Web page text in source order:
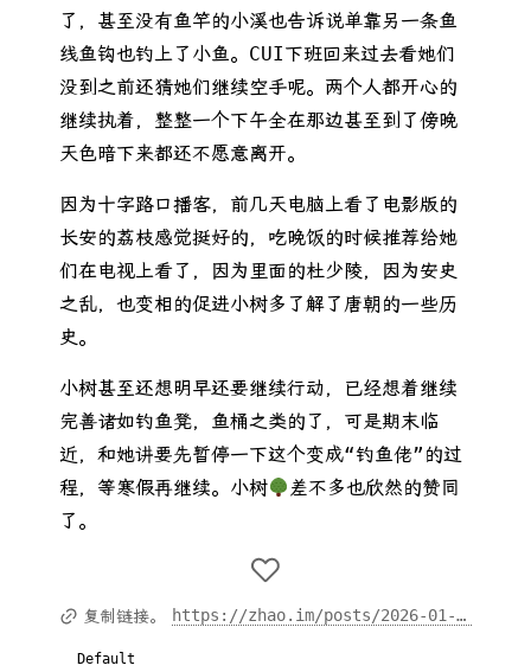
了，甚至没有鱼竿的小溪也告诉说单靠另一条鱼
线鱼钩也钓上了小鱼。CUI下班回来过去看她们
没到之前还猜她们继续空手呢。两个人都开心的
继续执着，整整一个下午全在那边甚至到了傍晚
天色暗下来都还不愿意离开。
因为十字路口播客，前几天电脑上看了电影版的
长安的荔枝感觉挺好的，吃晚饭的时候推荐给她
们在电视上看了，因为里面的杜少陵，因为安史
之乱，也变相的促进小树多了解了唐朝的一些历
史。
小树甚至还想明早还要继续行动，已经想着继续
完善诸如钓鱼凳，鱼桶之类的了，可是期末临
近，和她讲要先暂停一下这个变成“钓鱼佬”的过
程，等寒假再继续。小树
差不多也欣然的赞同
了。
复制链接。 https://zhao.im/posts/2026-01-01-2026-yuan-dan/
Default